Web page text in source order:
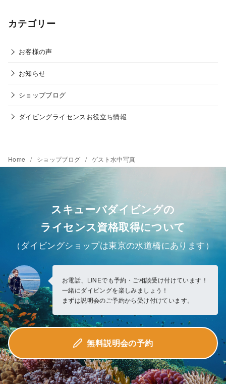
カテゴリー
お客様の声
お知らせ
ショップブログ
ダイビングライセンスお役立ち情報
Home ショップブログ ゲスト水中写真
スキューバダイビングの
ライセンス資格取得について
（ダイビングショップは東京の水道橋にあります）
白鳥
お電話、LINEでも予約・ご相談受け付けています！
一緒にダイビングを楽しみましょう！
まずは説明会のご予約から受け付けています。
無料説明会の予約